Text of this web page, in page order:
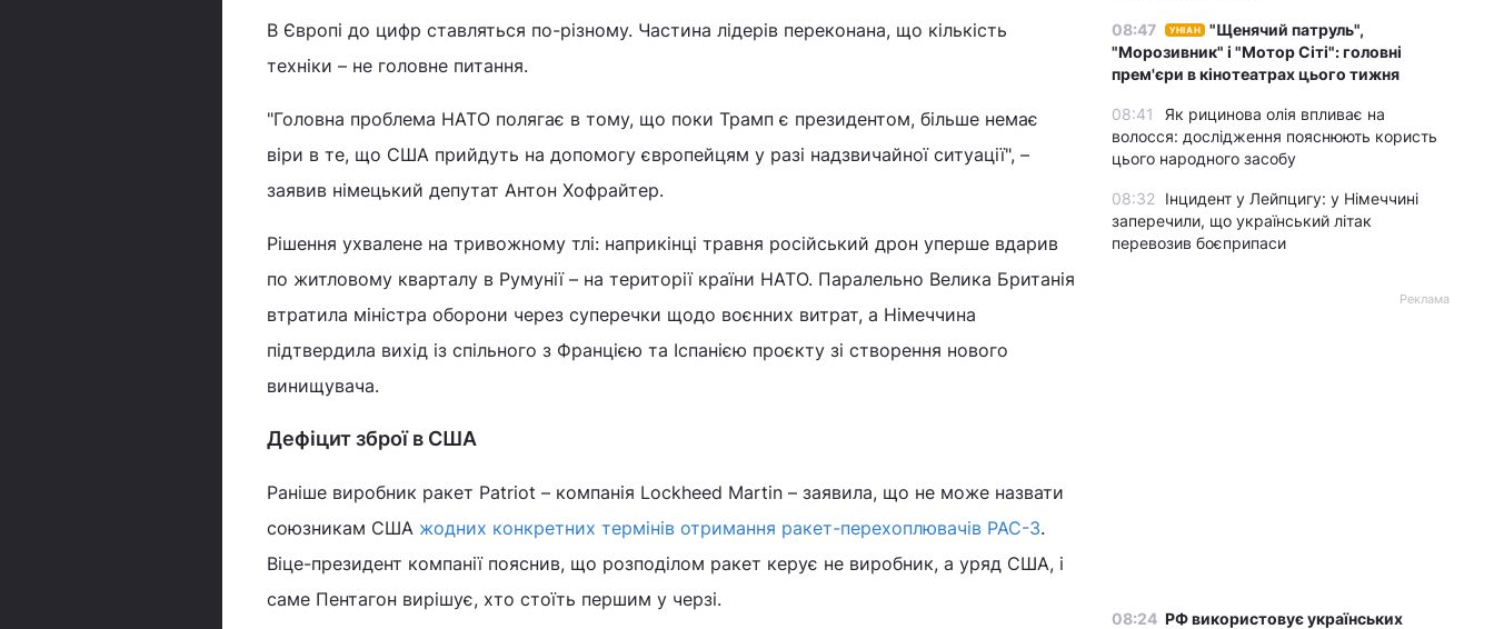
В Європі до цифр ставляться по-різному. Частина лідерів переконана, що кількість
техніки – не головне питання.
"Головна проблема НАТО полягає в тому, що поки Трамп є президентом, більше немає
віри в те, що США прийдуть на допомогу європейцям у разі надзвичайної ситуації", –
заявив німецький депутат Антон Хофрайтер.
Рішення ухвалене на тривожному тлі: наприкінці травня російський дрон уперше вдарив
по житловому кварталу в Румунії – на території країни НАТО. Паралельно Велика Британія
втратила міністра оборони через суперечки щодо воєнних витрат, а Німеччина
підтвердила вихід із спільного з Францією та Іспанією проєкту зі створення нового
винищувача.
Дефіцит зброї в США
Раніше виробник ракет Patriot – компанія Lockheed Martin – заявила, що не може назвати
союзникам США жодних конкретних термінів отримання ракет-перехоплювачів PAC-3.
Віце-президент компанії пояснив, що розподілом ракет керує не виробник, а уряд США, і
саме Пентагон вирішує, хто стоїть першим у черзі.
08:47 УНІАН
"Щенячий патруль",
"Морозивник" і "Мотор Сіті": головні
прем'єри в кінотеатрах цього тижня
08:41
Як рицинова олія впливає на
волосся: дослідження пояснюють користь
цього народного засобу
08:32
Інцидент у Лейпцигу: у Німеччині
заперечили, що український літак
перевозив боєприпаси
Реклама
08:24 РФ використовує українських